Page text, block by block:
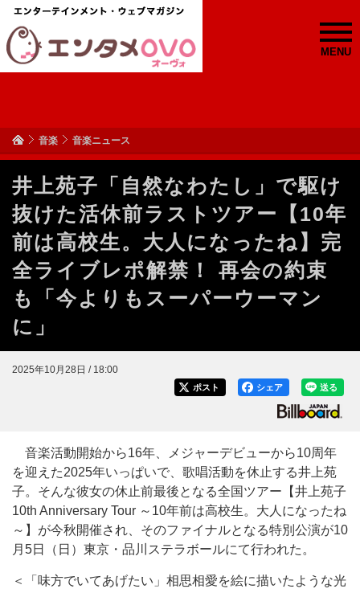
MENU
音楽 音楽ニュース
井上苑子「自然なわたし」で駆け
抜けた活休前ラストツアー【10年
前は高校生。大人になったね】完
全ライブレポ解禁！ 再会の約束
も「今よりもスーパーウーマン
に」
2025年10月28日 / 18:00
送る
シェア
ポスト
音楽活動開始から16年、メジャーデビューから10周年
を迎えた2025年いっぱいで、歌唱活動を休止する井上苑
子。そんな彼女の休止前最後となる全国ツアー【井上苑子
10th Anniversary Tour ～10年前は高校生。大人になったね
～】が今秋開催され、そのファイナルとなる特別公演が10
月5日（日）東京・品川ステラボールにて行われた。
＜「味方でいてあげたい」相思相愛を絵に描いたような光